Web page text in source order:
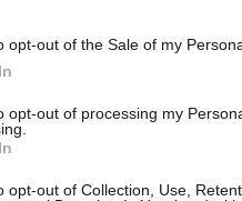
opt-out of the Sale of my
opt-out of processing my
opt-out of Collection, Use,